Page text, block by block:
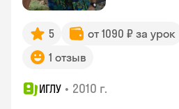
5 от 1090 ₽ за урок
1 отзыв
ИГЛУ • 2010 г.